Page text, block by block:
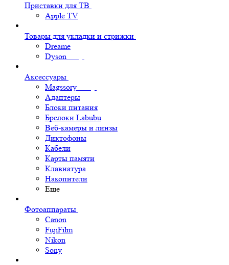
Приставки для ТВ
Apple TV
Товары для укладки и стрижки
Dreame
Dyson
Аксессуары
Magssory
Адаптеры
Блоки питания
Брелоки Labubu
Веб-камеры и линзы
Диктофоны
Кабели
Карты памяти
Клавиатура
Накопители
Еще
Фотоаппараты
Canon
FujiFilm
Nikon
Sony